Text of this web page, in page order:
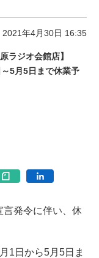
2021年4月30日 16:35
原ラジオ会館店】
5月5日まで休業予
発令に伴い、休
1日から5月5日ま